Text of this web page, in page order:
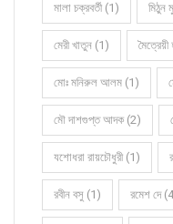
মালা চক্রবর্তী (1) মিঠুন
মেরী খাতুন (1)
মোঃ মনিরুল আলম (1)
মৌ দাশগুপ্ত আদক (2)
যশোধরা রায়চৌধুরী (1)
রবীন বসু (1) রমেশ দে